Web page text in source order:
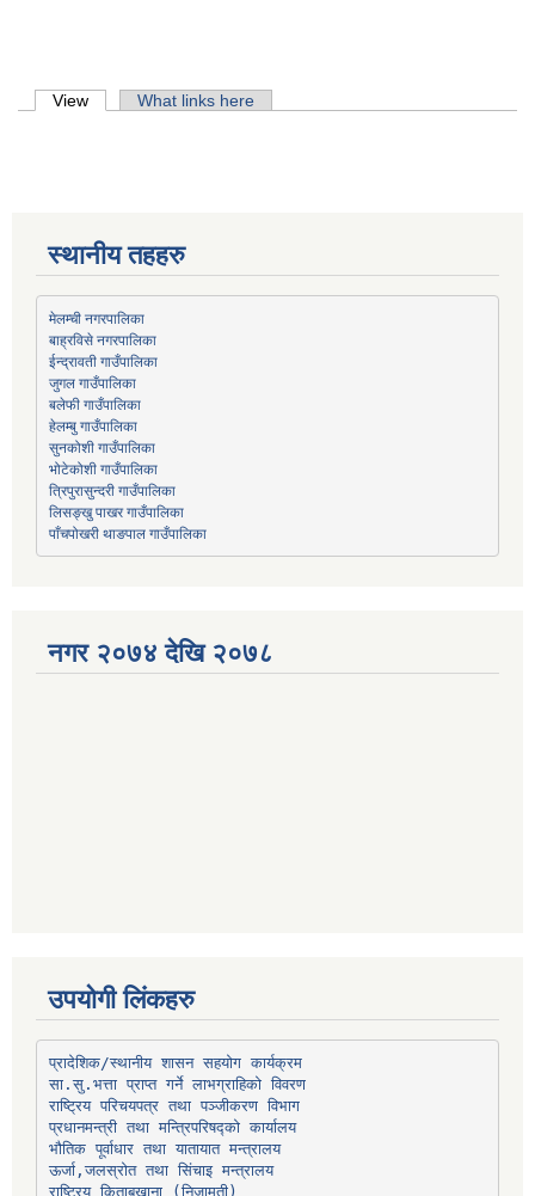
Primary tabs
View (active tab)What links here
स्थानीय तहहरु
मेलम्ची नगरपालिका
बाह्रविसे नगरपालिका
ईन्द्रावती गाउँपालिका
जुगल गाउँपालिका
बलेफी गाउँपालिका
हेलम्बु गाउँपालिका
सुनकोशी गाउँपालिका
भोटेकोशी गाउँपालिका
त्रिपुरासुन्दरी गाउँपालिका
लिसङ्खु पाखर गाउँपालिका
पाँचपोखरी थाङपाल गाउँपालिका
नगर २०७४ देखि २०७८
उपयोगी लिंकहरु
प्रादेशिक/स्थानीय शासन सहयोग कार्यक्रम
सा.सु.भत्ता प्राप्त गर्ने लाभग्राहिको विवरण
राष्ट्रिय परिचयपत्र तथा पञ्‍जीकरण विभाग
प्रधानमन्त्री तथा मन्त्रिपरिषद्को कार्यालय
भौतिक पूर्वाधार तथा यातायात मन्त्रालय
ऊर्जा,जलस्रोत तथा सिंचाइ मन्त्रालय